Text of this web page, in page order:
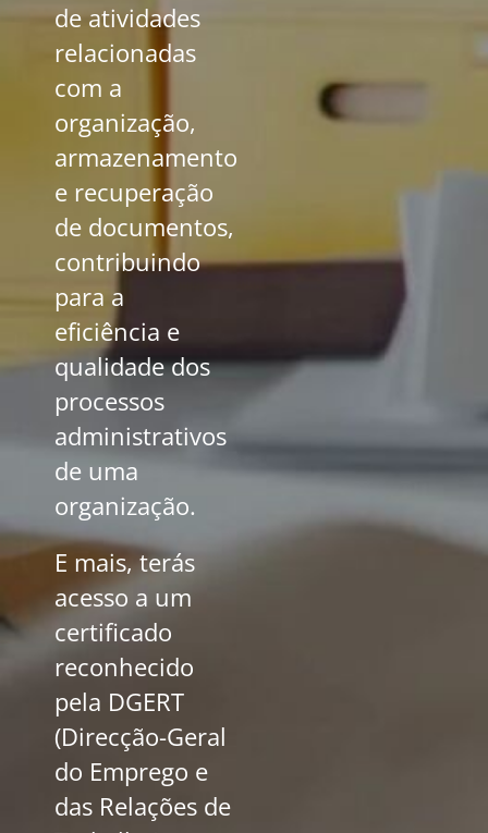
de atividades
relacionadas
com a
organização,
armazenamento
e recuperação
de documentos,
contribuindo
para a
eficiência e
qualidade dos
processos
administrativos
de uma
organização.
E mais, terás
acesso a um
certificado
reconhecido
pela DGERT
(Direcção-Geral
do Emprego e
das Relações de